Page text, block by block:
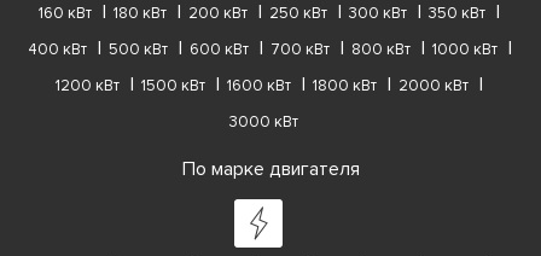
160 кВт
180 кВт 200 кВт 250 кВт 300 кВт
350 кВт
400 кВт
500 кВт 600 кВт 700 кВт 800 кВт
1000 кВт
1200 кВт
1500 кВт 1600 кВт 1800 кВт
2000 кВт
3000 кВт
По марке двигателя